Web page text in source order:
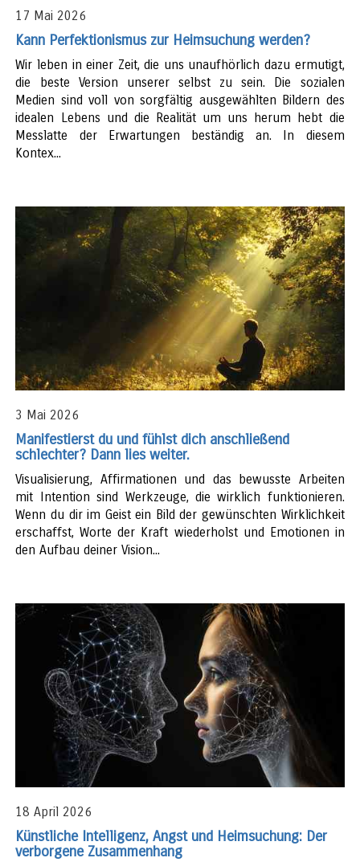
17 Mai 2026
Kann Perfektionismus zur Heimsuchung werden?
Wir leben in einer Zeit, die uns unaufhörlich dazu ermutigt,
die beste Version unserer selbst zu sein. Die sozialen
Medien sind voll von sorgfältig ausgewählten Bildern des
idealen Lebens und die Realität um uns herum hebt die
Messlatte der Erwartungen beständig an. In diesem
Kontex...
3 Mai 2026
Manifestierst du und fühlst dich anschließend
schlechter? Dann lies weiter.
Visualisierung, Affirmationen und das bewusste Arbeiten
mit Intention sind Werkzeuge, die wirklich funktionieren.
Wenn du dir im Geist ein Bild der gewünschten Wirklichkeit
erschaffst, Worte der Kraft wiederholst und Emotionen in
den Aufbau deiner Vision...
18 April 2026
Künstliche Intelligenz, Angst und Heimsuchung: Der
verborgene Zusammenhang